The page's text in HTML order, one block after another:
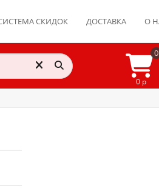
СКИДОК ДОСТАВКА О
0
0 р